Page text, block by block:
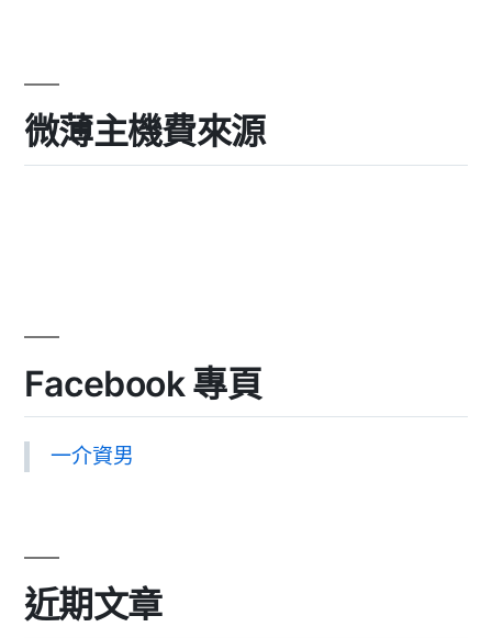
微薄主機費來源
Facebook 專頁
一介資男
近期文章